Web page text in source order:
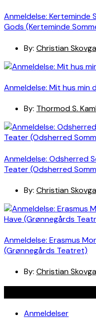
Anmeldelse: Kerteminde
Gods (Kerteminde
By: Christian
Anmeldelse: Mit hus min
By: Thormod S.
Anmeldelse: Odsherred
Teater (Odsherred
By: Christian
Anmeldelse: Erasmus
(Grønnegårds Teatret)
By: Christian
Anmeldelser